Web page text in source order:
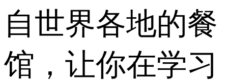
自世界各地的餐
馆，让你在学习